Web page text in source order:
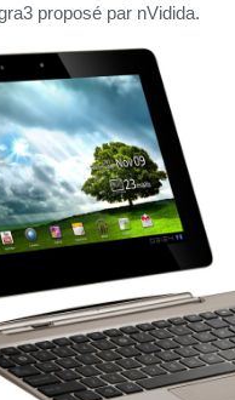
proposé par nVidida.